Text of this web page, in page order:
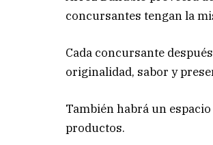
concursantes tengan la
Cada concursante
originalidad, sabor y
También habrá un
productos.